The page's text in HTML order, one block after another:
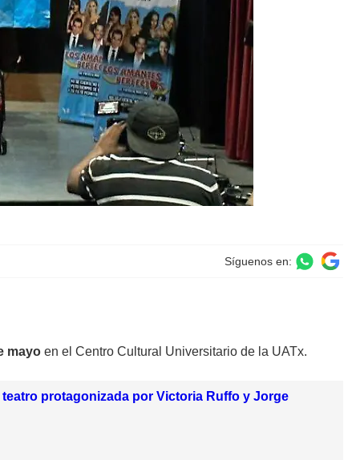
Síguenos en:
mayo en el Centro Cultural Universitario de la UATx.
protagonizada por Victoria Ruffo y Jorge